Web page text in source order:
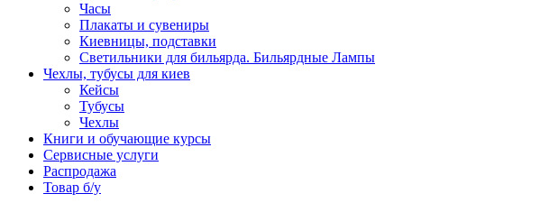
Часы
Плакаты и сувениры
Киевницы, подставки
Светильники для бильярда. Бильярдные Лампы
Чехлы, тубусы для киев
Кейсы
Тубусы
Чехлы
Книги и обучающие курсы
Сервисные услуги
Распродажа
Товар б/у